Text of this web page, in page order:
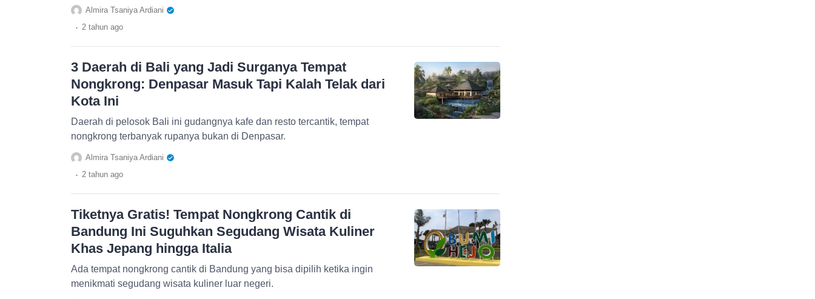
Almira Tsaniya Ardiani
. 2 tahun ago
3 Daerah di Bali yang Jadi Surganya Tempat
Nongkrong: Denpasar Masuk Tapi Kalah Telak dari
Kota Ini
Daerah di pelosok Bali ini gudangnya kafe dan resto tercantik, tempat
nongkrong terbanyak rupanya bukan di Denpasar.
Almira Tsaniya Ardiani
. 2 tahun ago
Tiketnya Gratis! Tempat Nongkrong Cantik di
Bandung Ini Suguhkan Segudang Wisata Kuliner
Khas Jepang hingga Italia
Ada tempat nongkrong cantik di Bandung yang bisa dipilih ketika ingin
menikmati segudang wisata kuliner luar negeri.